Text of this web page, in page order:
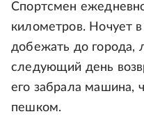
Спортсмен
километров. Ночует
добежать до города,
следующий день
его забрала машина,
пешком.